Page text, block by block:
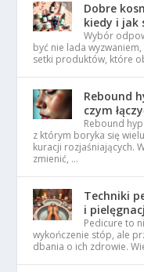
Dobre
kiedy i jak
Wybór
być nie lada
setki produktów, które
Rebound
czym
Rebound
z którym boryka się
kuracji rozjaśniających.
zmienić, …
Techniki
i
Pedicure to
wykończenie stóp, ale
dbania o ich zdrowie.